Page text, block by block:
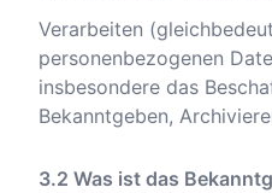
Verarbeiten
personenbezogenen
insbesondere das
Bekanntgeben,
Was ist das